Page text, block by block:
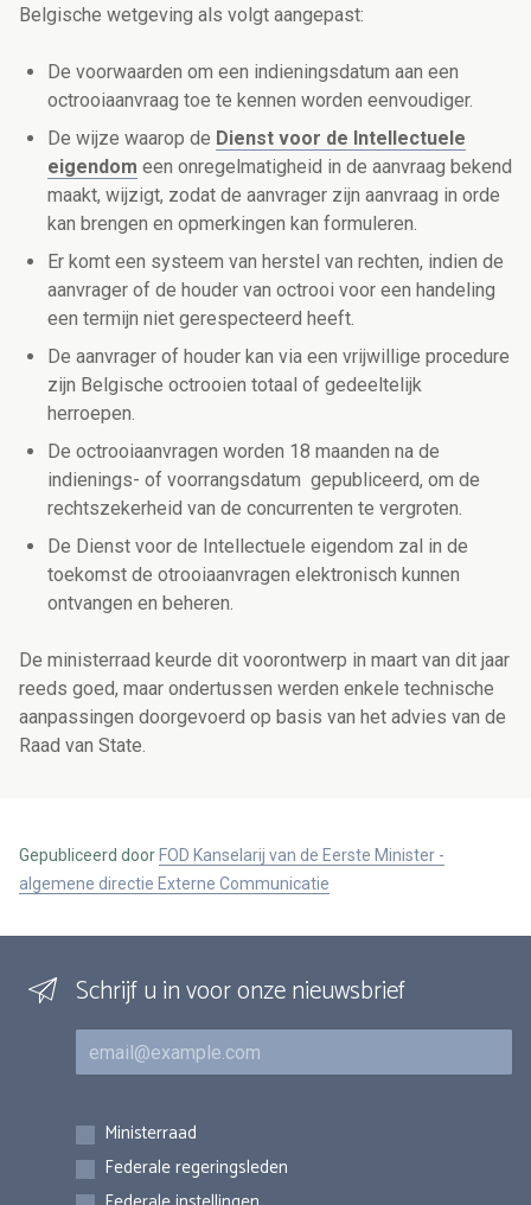
Belgische wetgeving als volgt aangepast:
De voorwaarden om een indieningsdatum aan een
octrooiaanvraag toe te kennen worden eenvoudiger.
De wijze waarop de Dienst voor de Intellectuele
eigendom een onregelmatigheid in de aanvraag bekend
maakt, wijzigt, zodat de aanvrager zijn aanvraag in orde
kan brengen en opmerkingen kan formuleren.
Er komt een systeem van herstel van rechten, indien de
aanvrager of de houder van octrooi voor een handeling
een termijn niet gerespecteerd heeft.
De aanvrager of houder kan via een vrijwillige procedure
zijn Belgische octrooien totaal of gedeeltelijk
herroepen.
De octrooiaanvragen worden 18 maanden na de
indienings- of voorrangsdatum gepubliceerd, om de
rechtszekerheid van de concurrenten te vergroten.
De Dienst voor de Intellectuele eigendom zal in de
toekomst de otrooiaanvragen elektronisch kunnen
ontvangen en beheren.
De ministerraad keurde dit voorontwerp in maart van dit jaar
reeds goed, maar ondertussen werden enkele technische
aanpassingen doorgevoerd op basis van het advies van de
Raad van State.
Gepubliceerd door FOD Kanselarij van de Eerste Minister -
algemene directie Externe Communicatie
Schrijf u in voor onze nieuwsbrief
E-mail
Inschrijvingen
Ministerraad
Federale regeringsleden